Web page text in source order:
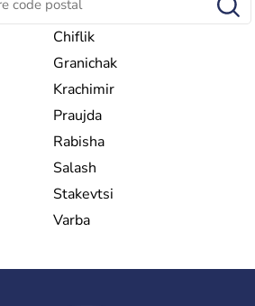
orientées est-ouest.
Chiflik
Granichak
Krachimir
Praujda
Rabisha
Salash
Stakevtsi
Varba